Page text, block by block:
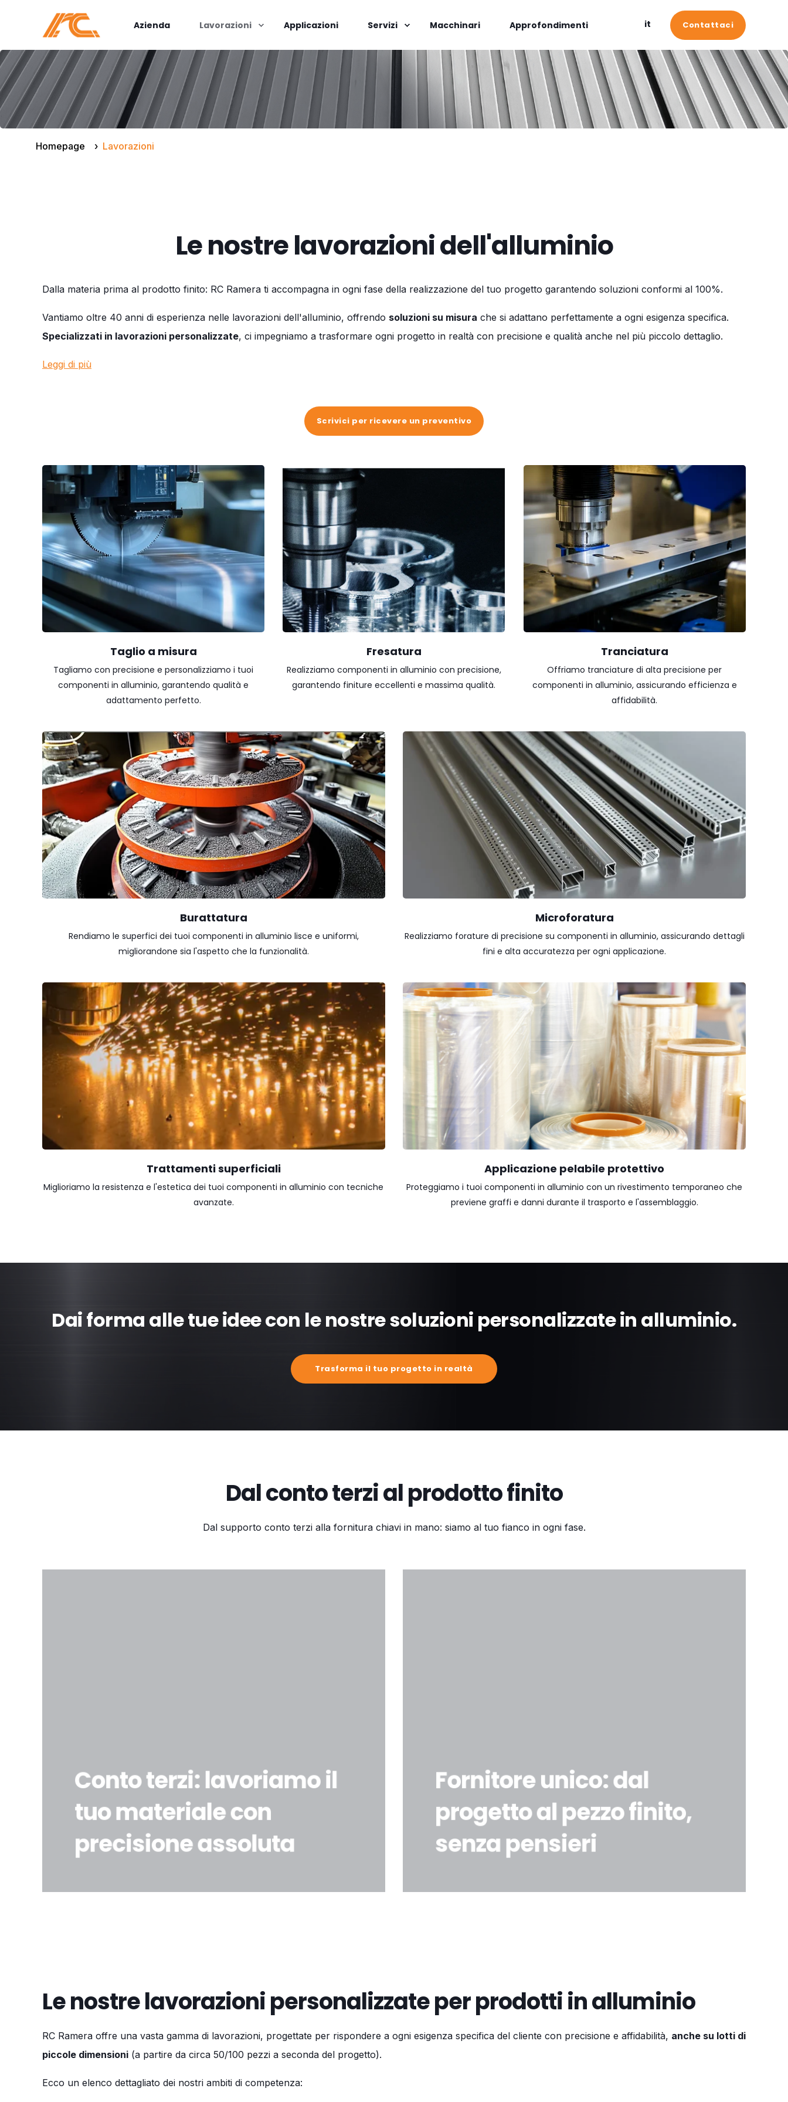
Azienda Lavorazioni Applicazioni Servizi Macchinari Approfondimenti it Contattaci
Homepage Lavorazioni
Le nostre lavorazioni dell'alluminio
Dalla materia prima al prodotto finito: RC Ramera ti accompagna in ogni fase della realizzazione del tuo progetto garantendo soluzioni conformi al 100%.
Vantiamo oltre 40 anni di esperienza nelle lavorazioni dell'alluminio, offrendo soluzioni su misura che si adattano perfettamente a ogni esigenza specifica.
Specializzati in lavorazioni personalizzate, ci impegniamo a trasformare ogni progetto in realtà con precisione e qualità anche nel più piccolo dettaglio.
Leggi di più
Scrivici per ricevere un preventivo
Taglio a misura
Tagliamo con precisione e personalizziamo i tuoi
componenti in alluminio, garantendo qualità e
adattamento perfetto.
Fresatura
Realizziamo componenti in alluminio con precisione,
garantendo finiture eccellenti e massima qualità.
Tranciatura
Offriamo tranciature di alta precisione per
componenti in alluminio, assicurando efficienza e
affidabilità.
Burattatura
Rendiamo le superfici dei tuoi componenti in alluminio lisce e uniformi,
migliorandone sia l'aspetto che la funzionalità.
Microforatura
Realizziamo forature di precisione su componenti in alluminio, assicurando dettagli
fini e alta accuratezza per ogni applicazione.
Trattamenti superficiali
Miglioriamo la resistenza e l'estetica dei tuoi componenti in alluminio con tecniche
avanzate.
Applicazione pelabile protettivo
Proteggiamo i tuoi componenti in alluminio con un rivestimento temporaneo che
previene graffi e danni durante il trasporto e l'assemblaggio.
Dai forma alle tue idee con le nostre soluzioni personalizzate in alluminio.
Trasforma il tuo progetto in realtà
Dal conto terzi al prodotto finito
Dal supporto conto terzi alla fornitura chiavi in mano: siamo al tuo fianco in ogni fase.
Conto terzi: lavoriamo il
tuo materiale con
precisione assoluta
Fornitore unico: dal
progetto al pezzo finito,
senza pensieri
pronto all’uso
Le nostre lavorazioni personalizzate per prodotti in alluminio
RC Ramera offre una vasta gamma di lavorazioni, progettate per rispondere a ogni esigenza specifica del cliente con precisione e affidabilità, anche su lotti di
piccole dimensioni (a partire da circa 50/100 pezzi a seconda del progetto).
Ecco un elenco dettagliato dei nostri ambiti di competenza: